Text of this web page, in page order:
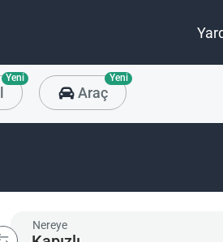
Yeni
Araç
Yeni
Nereye